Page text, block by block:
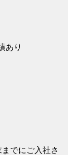
あり
でにご入社さ